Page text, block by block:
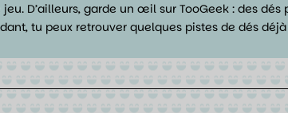
D’ailleurs, garde un œil sur TooGeek : des
tu peux retrouver quelques pistes de dés